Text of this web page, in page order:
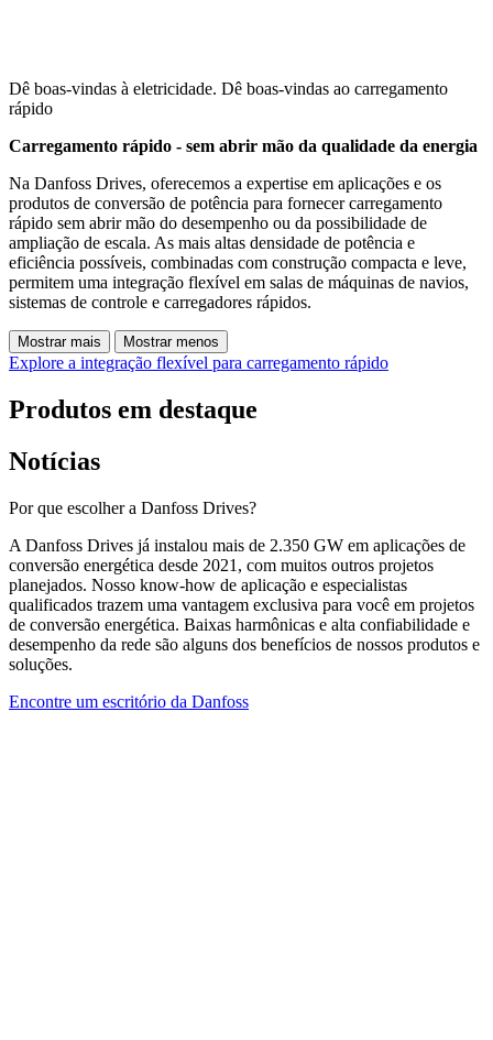
Dê boas-vindas à eletricidade. Dê boas-vindas ao carregamento
rápido
Carregamento rápido - sem abrir mão da qualidade da energia
Na Danfoss Drives, oferecemos a expertise em aplicações e os
produtos de conversão de potência para fornecer carregamento
rápido sem abrir mão do desempenho ou da possibilidade de
ampliação de escala. As mais altas densidade de potência e
eficiência possíveis, combinadas com construção compacta e leve,
permitem uma integração flexível em salas de máquinas de navios,
sistemas de controle e carregadores rápidos.
Mostrar mais Mostrar menos
Explore a integração flexível para carregamento rápido
Produtos em destaque
Notícias
Por que escolher a Danfoss Drives?
A Danfoss Drives já instalou mais de 2.350 GW em aplicações de
conversão energética desde 2021, com muitos outros projetos
planejados. Nosso know-how de aplicação e especialistas
qualificados trazem uma vantagem exclusiva para você em projetos
de conversão energética. Baixas harmônicas e alta confiabilidade e
desempenho da rede são alguns dos benefícios de nossos produtos e
soluções.
Encontre um escritório da Danfoss